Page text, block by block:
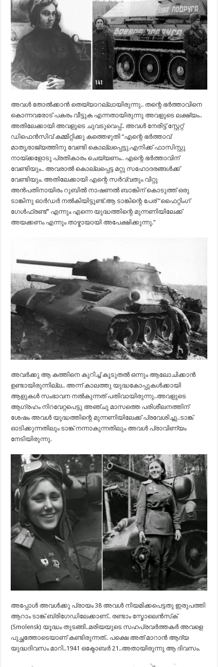
അവൾ തോൽക്കാൻ തെയ്യാറല്ലായിരുന്നു.. തന്റെ ഭർത്താവിനെ
കൊന്നവരോട് പകരം വീട്ടുക എന്നതായിരുന്നു അവളുടെ ലക്ഷ്യം..
അതിലേക്കായി അവളുടെ ചുവടുവെപ്പ്.. അവൾ നേരിട്ട് സ്റ്റേറ്റ്
ഡിഫെൻസിവ് കമ്മിറ്റിക്കു കത്തെഴുതി “എന്റെ ഭർത്താവ്
മാതൃരാജ്യത്തിനു വേണ്ടി കൊല്ലപ്പെട്ടു.എനിക്ക് ഫാസിസ്റ്റു
നായ്ക്കളോടു പ്രതികാരം ചെയ്യണം.. എന്റെ ഭർത്താവിന്
വേണ്ടിയും.. അവരാൽ കൊല്ലപ്പെട്ട മറ്റു സഹോദരങ്ങൾക്ക്
വേണ്ടിയും. അതിലേക്കായി എന്റെ സർവ്വതും വിറ്റു
അൻപതിനായിരം റുബിൽ നാഷണൽ ബാങ്കിന് കൊടുത്ത് ഒരു
ടാങ്കിനു ഓർഡർ നൽകിയിട്ടുണ്ട്.ആ ടാങ്കിന്റെ പേര് “ഫൈറ്റിംഗ്‌
ഗേൾഫ്രണ്ട്” എന്നും എന്നെ യുദ്ധത്തിന്റെ മുന്നണിയിലേക്ക്
അയക്കണം എന്നും താഴ്മായായി അപേക്ഷിക്കുന്നു.”
അവർക്കു ആ കത്തിനെ കുറിച്ച് കൂടുതൽ ഒന്നും ആലോചിക്കാൻ
ഉണ്ടായിരുന്നില്ല.. അന്ന് കാലത്തു യുദ്ധകോപ്പുകൾക്കായി
ആളുകൾ സംഭാവന നൽകുന്നത് പതിവായിരുന്നു..അവളുടെ
ആഗ്രഹം നിറവേറ്റപെട്ടു അഞ്ചു മാസത്തെ പരിശീലനത്തിന്
ശേഷം അവൾ യുദ്ധത്തിന്റെ മുന്നണിയിലേക്ക് പ്രവേശിച്ചു..ടാങ്ക്
ഓടിക്കുന്നതിലും ടാങ്ക് നന്നാകുന്നതിലും അവൾ പ്രാവിണ്യം
നേടിയിരുന്നു.
അപ്പോൾ അവൾക്കു പ്രായം 38 അവൾ നിയമിക്കപെട്ടതു ഇരുപത്തി
ആറാം ടാങ്ക് ബ്രിഗേഡിലേക്കാണ്.. രണ്ടാം സ്മോലെൻസ്‌ക്
(Smolensk) യൂദ്ധം തുടങ്ങി..മരിയയുടെ സഹപ്രവർത്തകർ അവളെ
പുച്ഛത്തോടെയാണ് കണ്ടിരുന്നത്.. പക്ഷെ അത് മാറാൻ ആദ്യ
യുദ്ധദിവസം മാറി..1941 ഒക്ടോബർ 21..അതായിരുന്നു ആ ദിവസം.